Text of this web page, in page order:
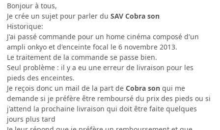
Bonjour à tous,
Je crée un sujet pour parler du SAV Cobra son
Historique:
J'ai passé commande pour un home cinéma composé d'un
ampli onkyo et d'enceinte focal le 6 novembre 2013.
Le traitement de la commande se passe bien.
Seul problème : il y a eu une erreur de livraison pour les
pieds des enceintes.
Je reçois donc un mail de la part de Cobra son qui me
demande si je préfère être remboursé du prix des pieds ou si
j'attend la prochaine livraison qui doit être faite quelques
jours plus tard